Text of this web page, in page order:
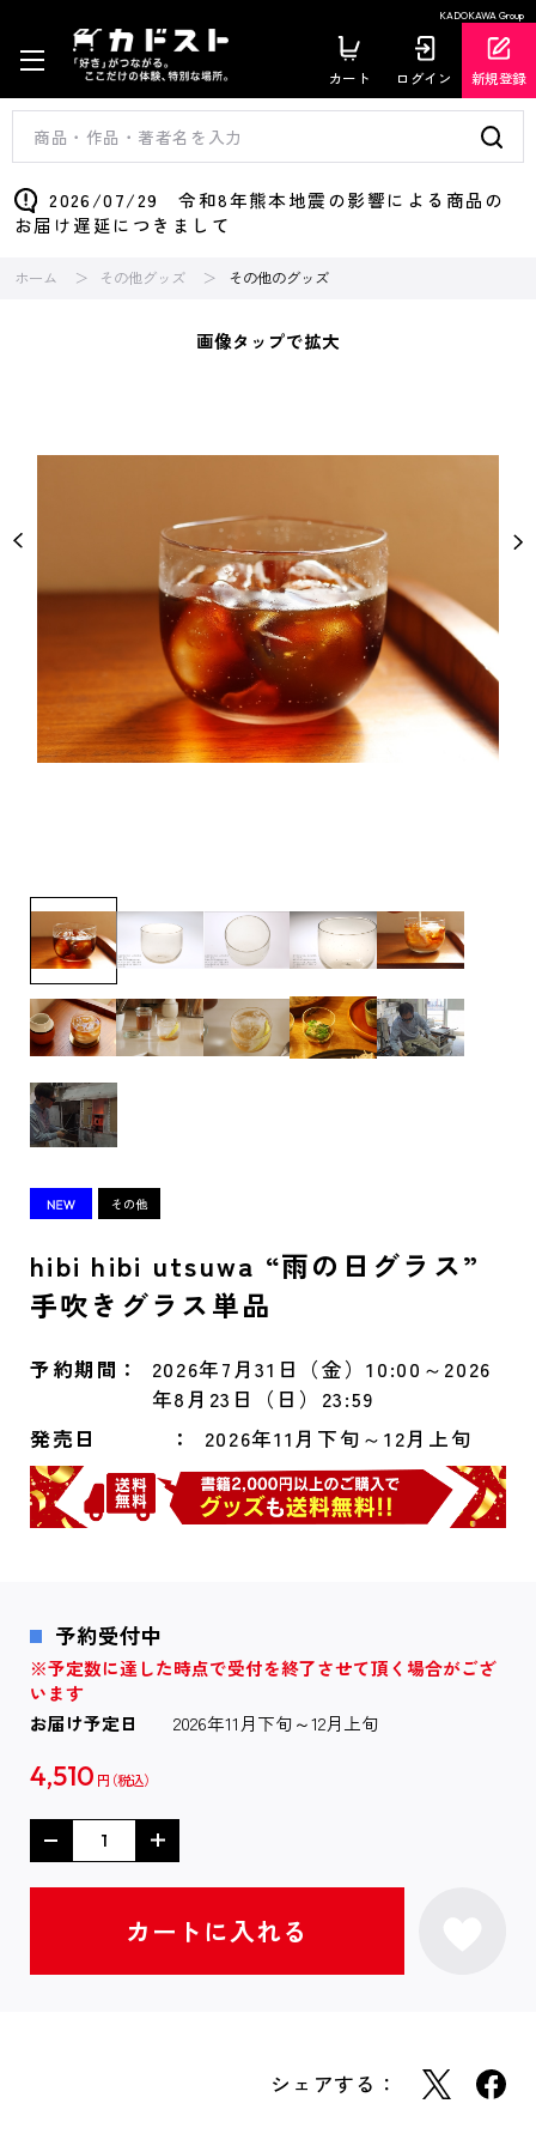
KADOKAWA Group
カート ログイン 新規登録
2026/07/29 令和8年熊本地震の影響による商品の
お届け遅延につきまして
ホーム その他グッズ その他のグッズ
画像タップで拡大
hibi hibi utsuwa “雨の日グラス”
手吹きグラス単品
予約期間
2026年7月31日（金）10:00～2026
年8月23日（日）23:59
発売日
2026年11月下旬～12月上旬
予約受付中
※予定数に達した時点で受付を終了させて頂く場合がござ
います
お届け予定日
2026年11月下旬～12月上旬
4,510 円
シェアする：